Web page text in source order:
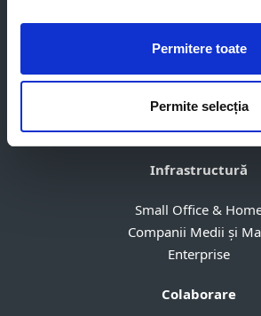
Permitere toate
Permite selecția
Endpoint Security
Server Security
Parteneriat cu ESET
Abonare
Dezabonare
Infrastructură
Small Office &
Companii Medii și
Enterprise
Colaborare